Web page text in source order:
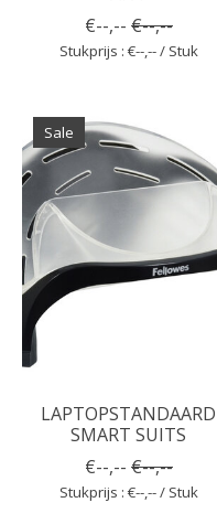
€--,-- €--,--
Stukprijs : €--,-- / Stuk
Sale
LAPTOPSTANDAARD
SMART SUITS
€--,-- €--,--
Stukprijs : €--,-- / Stuk